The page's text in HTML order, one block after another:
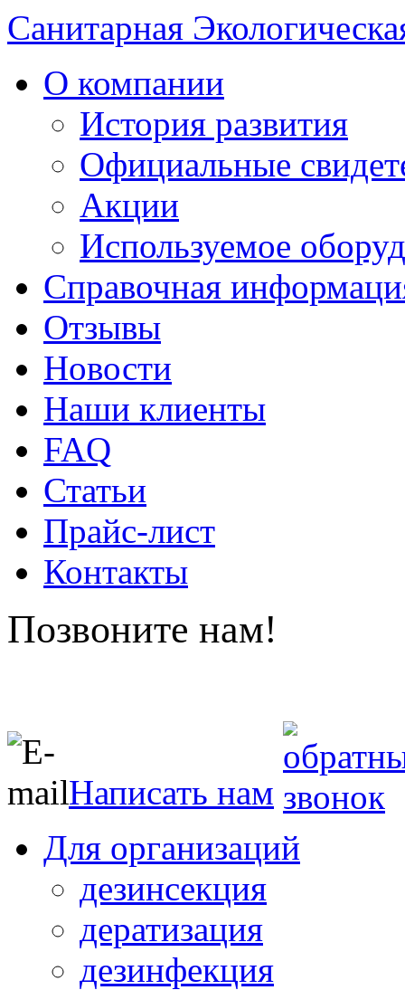
Санитарная
О компании
История развития
Официальные
Акции
Используемое
Справочная
Отзывы
Новости
Наши клиенты
FAQ
Статьи
Прайс-лист
Контакты
Позвоните нам!
Написать нам
Для организаций
дезинсекция
дератизация
дезинфекция